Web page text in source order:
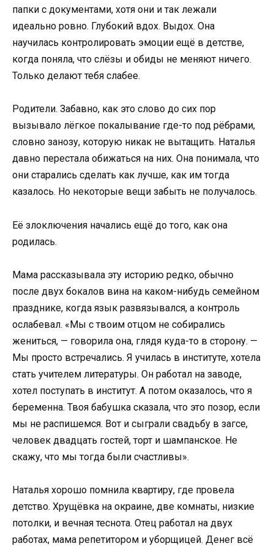
папки с документами, хотя они и так лежали
идеально ровно. Глубокий вдох. Выдох. Она
научилась контролировать эмоции ещё в детстве,
когда поняла, что слёзы и обиды не меняют ничего.
Только делают тебя слабее.
Родители. Забавно, как это слово до сих пор
вызывало лёгкое покалывание где-то под рёбрами,
словно занозу, которую никак не вытащить. Наталья
давно перестала обижаться на них. Она понимала, что
они старались сделать как лучше, как им тогда
казалось. Но некоторые вещи забыть не получалось.
Её злоключения начались ещё до того, как она
родилась.
Мама рассказывала эту историю редко, обычно
после двух бокалов вина на каком-нибудь семейном
празднике, когда язык развязывался, а контроль
ослабевал. «Мы с твоим отцом не собирались
жениться, — говорила она, глядя куда-то в сторону. —
Мы просто встречались. Я училась в институте, хотела
стать учителем литературы. Он работал на заводе,
хотел поступать в институт. А потом оказалось, что я
беременна. Твоя бабушка сказала, что это позор, если
мы не распишемся. Вот и сыграли свадьбу в загсе,
человек двадцать гостей, торт и шампанское. Не
скажу, что мы тогда были счастливы».
Наталья хорошо помнила квартиру, где провела
детство. Хрущёвка на окраине, две комнаты, низкие
потолки, и вечная теснота. Отец работал на двух
работах, мама репетитором и уборщицей. Денег всё